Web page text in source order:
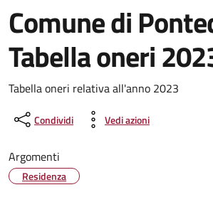
Comune di
Tabella oneri
Dettagli del
Tabella oneri relativa all'anno 2023
Condividi Vedi azioni
Argomenti
Residenza